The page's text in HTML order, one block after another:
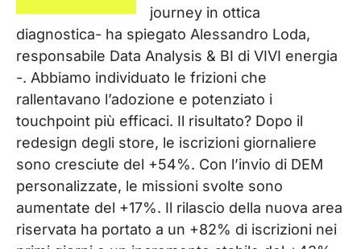
journey in ottica
diagnostica- ha spiegato Alessandro Loda,
responsabile Data Analysis & BI di VIVI energia
-. Abbiamo individuato le frizioni che
rallentavano l’adozione e potenziato i
touchpoint più efficaci. Il risultato? Dopo il
redesign degli store, le iscrizioni giornaliere
sono cresciute del +54%. Con l’invio di DEM
personalizzate, le missioni svolte sono
aumentate del +17%. Il rilascio della nuova area
riservata ha portato a un +82% di iscrizioni nei